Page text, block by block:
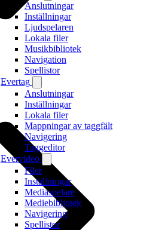
Anslutningar
Inställningar
Ljudspelaren
Lokala filer
Musikbibliotek
Navigation
Spellistor
Evertag
Anslutningar
Inställningar
Lokala filer
Mappningar av taggfält
Navigering
Taggeditor
Evervideo
Filer
Inställningar
Mediaspelare
Mediebibliotek
Navigering
Spellistor